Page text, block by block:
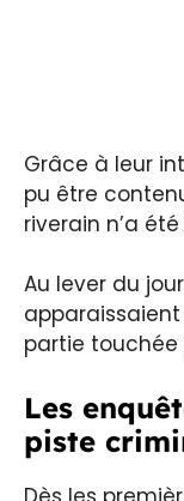
Grâce à leur
pu être
riverain n’a
Au lever du
partie
Les
piste